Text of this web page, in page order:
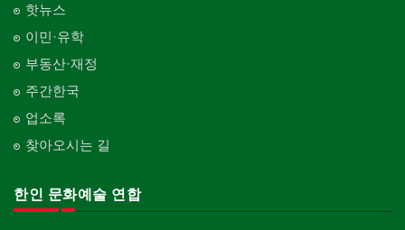
핫뉴스
이민·유학
부동산·재정
주간한국
업소록
찾아오시는 길
한인 문화예술 연합